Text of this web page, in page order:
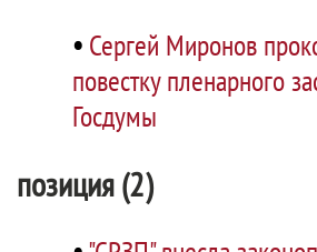
• Сергей Миронов
повестку пленарного
Госдумы
позиция (2)